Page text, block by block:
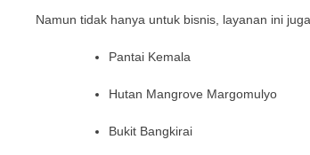
Namun tidak hanya untuk bisnis, layanan ini
Pantai Kemala
Hutan Mangrove Margomulyo
Bukit Bangkirai